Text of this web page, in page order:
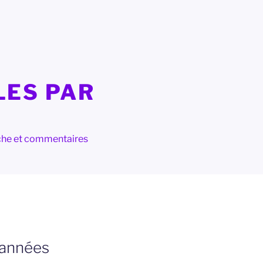
PAR
et commentaires